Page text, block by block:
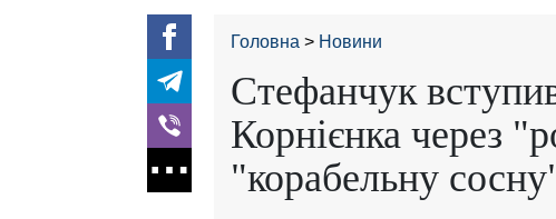
Головна Новини
Стефанчук
Корнієнка через
"корабельну